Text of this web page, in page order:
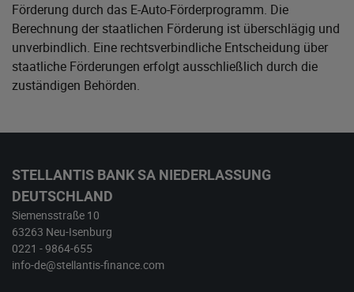
Förderung durch das E-Auto-Förderprogramm. Die
Berechnung der staatlichen Förderung ist überschlägig und
unverbindlich. Eine rechtsverbindliche Entscheidung über
staatliche Förderungen erfolgt ausschließlich durch die
zuständigen Behörden.
STELLANTIS BANK SA NIEDERLASSUNG
DEUTSCHLAND
Siemensstraße 10
63263 Neu-Isenburg
0221 - 9864-655
info-de@stellantis-finance.com